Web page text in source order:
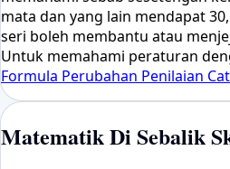
mata dan yang lain mendapat
seri boleh membantu atau
Untuk memahami peraturan
Formula Perubahan Penilaian
Matematik Di Sebalik